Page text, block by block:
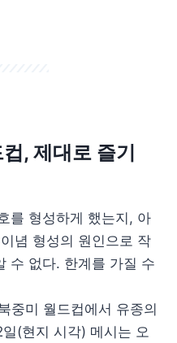
, 제대로 즐기
를 형성하게 했는지, 아
념 형성의 원인으로 작
수 없다. 한계를 가질 수
중미 월드컵에서 유종의
(현지 시각) 메시는 오